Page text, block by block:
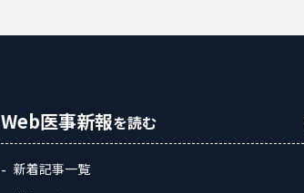
Web医事新報を読む
新着記事一覧